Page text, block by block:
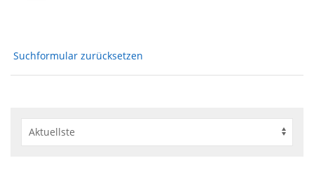
Suchformular zurücksetzen